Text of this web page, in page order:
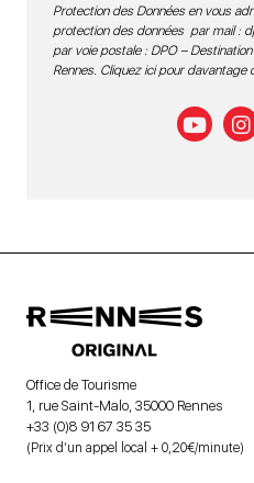
Protection des Données en vous
protection des données par mail :
par voie postale : DPO –
Rennes. Cliquez ici pour davantage
Office de Tourisme
1, rue Saint-Malo, 35000 Rennes
+33 (0)8 91 67 35 35
(Prix d’un appel local + 0,20€/minute)